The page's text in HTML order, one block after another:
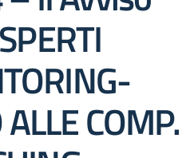
COMP.